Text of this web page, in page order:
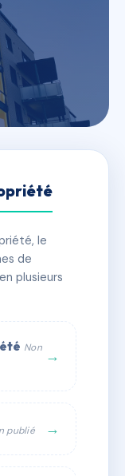
le
de
plusieurs
Non →
publié →